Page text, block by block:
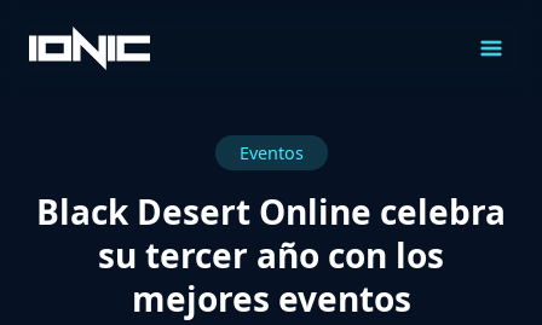
Contenido
Eventos
Black Desert Online celebra
su tercer año con los
mejores eventos